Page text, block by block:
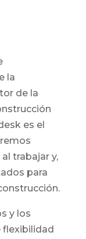
la
de la
es el
trabajar y,
para
y los
flexibilidad